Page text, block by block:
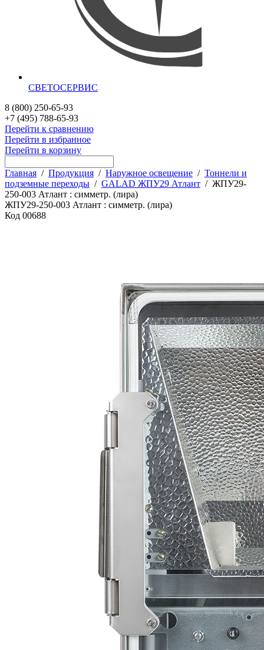
СВЕТОСЕРВИС
8 (800) 250-65-93
+7 (495) 788-65-93
Перейти к сравнению
Перейти в избранное
Перейти в корзину
Главная / Продукция / Наружное освещение / Тоннели и
подземные переходы / GALAD ЖПУ29 Атлант / ЖПУ29-
250-003 Атлант : симметр. (лира)
ЖПУ29-250-003 Атлант : симметр. (лира)
Код 00688